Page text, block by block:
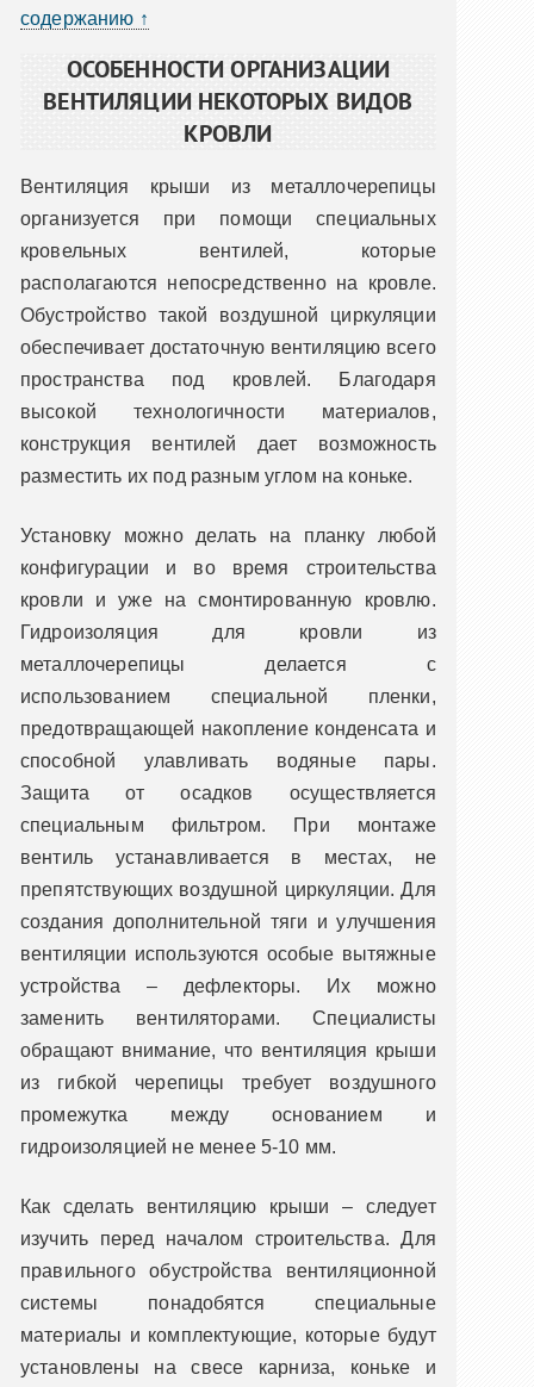
содержанию ↑
ОСОБЕННОСТИ ОРГАНИЗАЦИИ
ВЕНТИЛЯЦИИ НЕКОТОРЫХ ВИДОВ
КРОВЛИ
Вентиляция крыши из металлочерепицы
организуется при помощи специальных
кровельных вентилей, которые
располагаются непосредственно на кровле.
Обустройство такой воздушной циркуляции
обеспечивает достаточную вентиляцию всего
пространства под кровлей. Благодаря
высокой технологичности материалов,
конструкция вентилей дает возможность
разместить их под разным углом на коньке.
Установку можно делать на планку любой
конфигурации и во время строительства
кровли и уже на смонтированную кровлю.
Гидроизоляция для кровли из
металлочерепицы делается с
использованием специальной пленки,
предотвращающей накопление конденсата и
способной улавливать водяные пары.
Защита от осадков осуществляется
специальным фильтром. При монтаже
вентиль устанавливается в местах, не
препятствующих воздушной циркуляции. Для
создания дополнительной тяги и улучшения
вентиляции используются особые вытяжные
устройства – дефлекторы. Их можно
заменить вентиляторами. Специалисты
обращают внимание, что вентиляция крыши
из гибкой черепицы требует воздушного
промежутка между основанием и
гидроизоляцией не менее 5-10 мм.
Как сделать вентиляцию крыши – следует
изучить перед началом строительства. Для
правильного обустройства вентиляционной
системы понадобятся специальные
материалы и комплектующие, которые будут
установлены на свесе карниза, коньке и